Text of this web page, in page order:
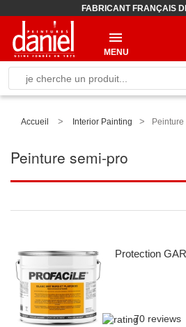
FABRICANT FRANÇAIS
MENU
Accueil > Interior Painting >
Peinture semi-pro
Protection
70 reviews